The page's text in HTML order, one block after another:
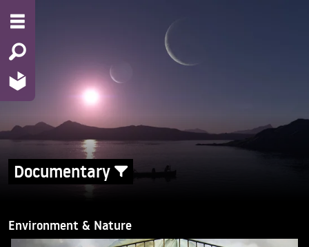
Documentary
Environment & Nature